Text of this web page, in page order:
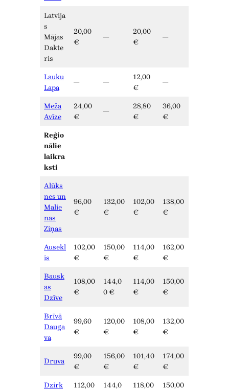
Latvija
s
Mājas
Dakte
ris
20,00
€
—
20,00
€
—
Lauku
Lapa
— —
12,00
€
—
Meža
Avīze
24,00
€
—
28,80
€
36,00
€
Reģio
nālie
laikra
ksti
Alūks
nes un
Malie
nas
Ziņas
96,00
€
132,00
€
102,00
€
138,00
€
Ausekl
is
102,00
€
150,00
€
114,00
€
162,00
€
Bausk
as
Dzīve
108,00
€
144,0
0 €
114,00
€
150,00
€
Brīvā
Dauga
va
99,60
€
120,00
€
108,00
€
132,00
€
Druva
99,00
€
156,00
€
101,40
€
174,00
€
Dzirk
112,00
144,0
118,00
150,00